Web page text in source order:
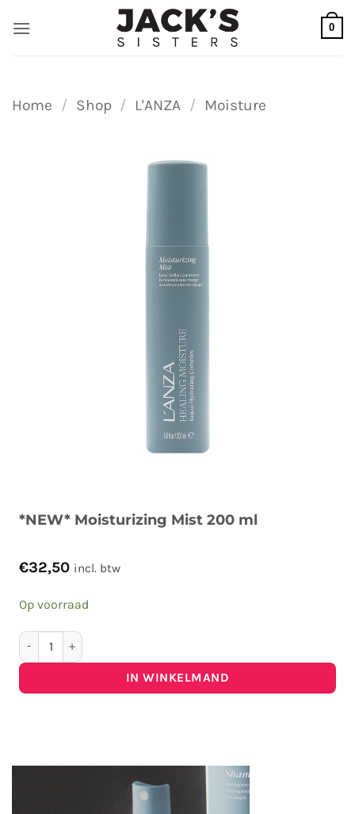
naar
0
Home / Shop / L'ANZA / Moisture
*NEW* Moisturizing Mist 200 ml
€32,50 incl. btw
Op voorraad
*NEW* Moisturizing Mist 200 ml aantal
IN WINKELMAND